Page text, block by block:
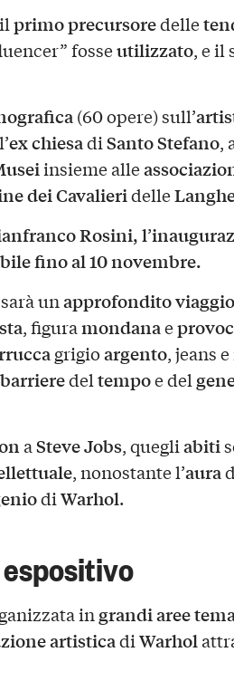
primo precursoredelle
fosseutilizzato, e il
(60 opere) sull’
ex chiesadiSanto Stefano,
insieme alle
dei Cavalieridelle
Rosini, l’
fino al 10 novembre.
unapprofondito viaggio
, figuramondanae
grigioargento, jeans e
barrieredeltempoe del
aSteve Jobs, quegliabiti
, nonostante l’aura
diWarhol.
in grandi aree
artisticadiWarhol